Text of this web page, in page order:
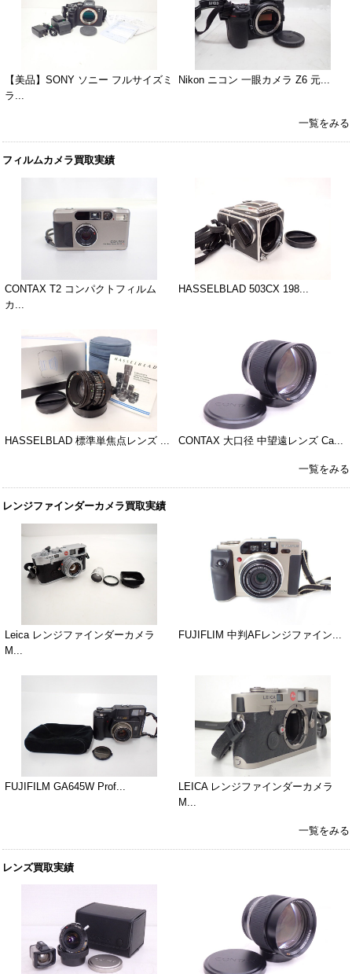
【美品】SONY ソニー フルサイズミ
ラ...
Nikon ニコン 一眼カメラ Z6 元...
一覧をみる
フィルムカメラ買取実績
CONTAX T2 コンパクトフィルム
カ...
HASSELBLAD 503CX 198...
HASSELBLAD 標準単焦点レンズ ... CONTAX 大口径 中望遠レンズ Ca...
一覧をみる
レンジファインダーカメラ買取実績
Leica レンジファインダーカメラ
M...
FUJIFLIM 中判AFレンジファイン...
FUJIFILM GA645W Prof...
LEICA レンジファインダーカメラ
M...
一覧をみる
レンズ買取実績